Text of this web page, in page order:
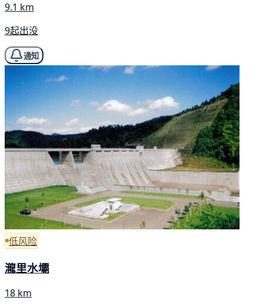
9.1 km
9起出没
通知
低风险
瀧里水壩
18 km